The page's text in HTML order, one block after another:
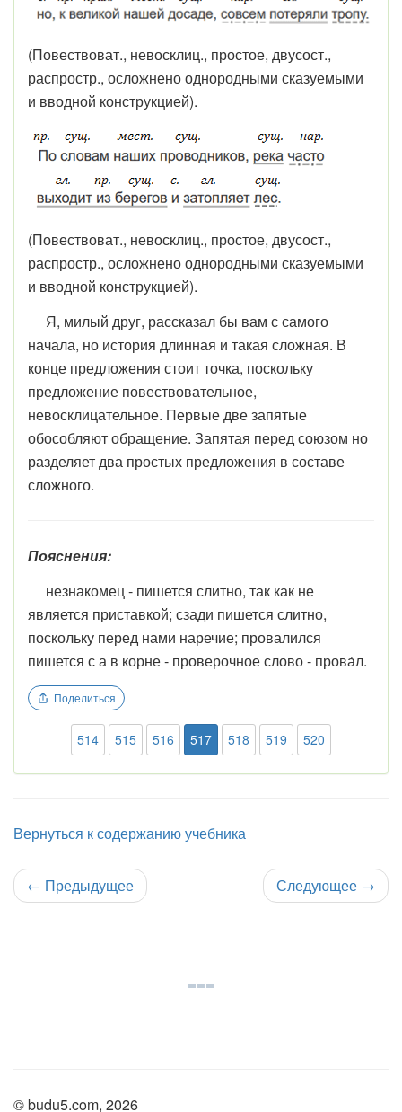
(Повествоват., невосклиц., простое, двусост.,
распростр., осложнено однородными сказуемыми
и вводной конструкцией).
(Повествоват., невосклиц., простое, двусост.,
распростр., осложнено однородными сказуемыми
и вводной конструкцией).
Я, милый друг, рассказал бы вам с самого
начала, но история длинная и такая сложная. В
конце предложения стоит точка, поскольку
предложение повествовательное,
невосклицательное. Первые две запятые
обособляют обращение. Запятая перед союзом но
разделяет два простых предложения в составе
сложного.
Пояснения:
незнакомец - пишется слитно, так как не
является приставкой; сзади пишется слитно,
поскольку перед нами наречие; провалился
пишется с а в корне - проверочное слово - прова́л.
Поделиться
514 515 516 517 518 519 520
Вернуться к содержанию учебника
← Предыдущее Следующее →
© budu5.com, 2026